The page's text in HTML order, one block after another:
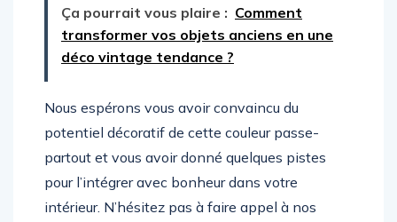
Ça pourrait vous plaire : Comment
transformer vos objets anciens en une
déco vintage tendance ?
Nous espérons vous avoir convaincu du
potentiel décoratif de cette couleur passe-
partout et vous avoir donné quelques pistes
pour l’intégrer avec bonheur dans votre
intérieur. N’hésitez pas à faire appel à nos